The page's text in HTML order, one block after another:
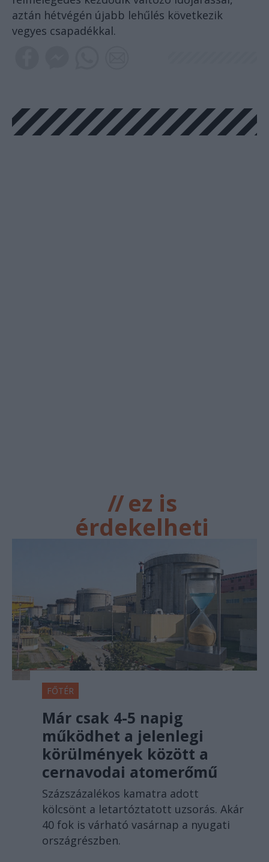
aztán hétvégén újabb lehűlés következik
vegyes csapadékkal.
//ez is
érdekelheti
FŐTÉR
Már csak 4-5 napig
működhet a jelenlegi
körülmények között a
cernavodai atomerőmű
Százszázalékos kamatra adott
kölcsönt a letartóztatott uzsorás. Akár
40 fok is várható vasárnap a nyugati
országrészben.